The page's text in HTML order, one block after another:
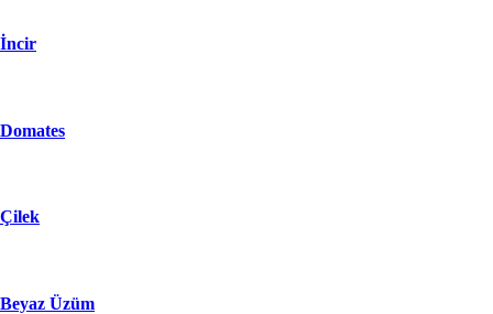
İncir
Domates
Çilek
Beyaz Üzüm